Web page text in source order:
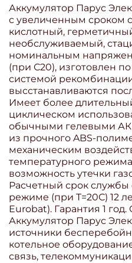
Аккумулятор Парус
с увеличенным сроком
кислотный,
необслуживаемый,
номинальным
(при С20), изготовлен
системой
высстанавливаются
Имеет более
циклическом
обычными гелевыми
из прочного ABS-
механическим
температурного
возможность утечки
Расчетный срок
режиме (при T=20С) 12
Eurobat). Гарантия 1
Аккумулятор Парус
источники
котельное
связь,